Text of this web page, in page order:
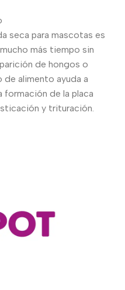
seca para mascotas es
más tiempo sin
de hongos o
alimento ayuda a
formación de la placa
y trituración.